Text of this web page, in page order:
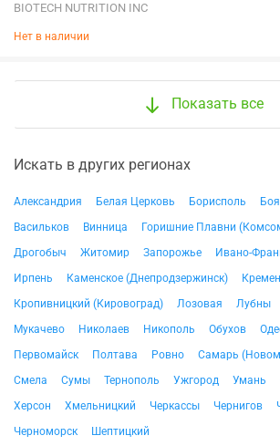
BIOTECH NUTRITION INC
Нет в наличии
Показать все
Искать в других регионах
Александрия Белая Церковь Борисполь
Васильков
Винница Горишние Плавни
Дрогобыч
Житомир Запорожье Ивано-
Ирпень
Каменское (Днепродзержинск)
Кропивницкий (Кировоград)
Лозовая Лубны
Мукачево
Николаев Никополь Обухов
Первомайск
Полтава Ровно Самарь
Смела
Сумы Тернополь Ужгород Умань
Херсон
Хмельницкий Черкассы Чернигов
Черноморск
Шептицкий